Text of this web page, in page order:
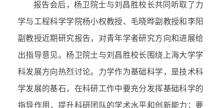
报告会后，杨卫院士与刘昌胜校长共同听取了力
学与工程科学学院杨小权教授、毛晓晔副教授和李阳
副教授近期研究报告，对青年学者研究方向和进展给
出指导意见。杨卫院士与刘昌胜校长围绕上海大学学
科发展方向热烈讨论。力学作为基础科学，是技术科
学发展的基石，在科研工作中要充分发挥基础科学的
指导作用，提升科研团队的学术水平和创新能力；要